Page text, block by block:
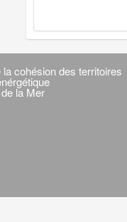
cohésion des territoires
la Mer